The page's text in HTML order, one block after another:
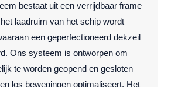
bestaat uit een verrijdbaar frame
laadruim van het schip wordt
een geperfectioneerd dekzeil
Ons systeem is ontworpen om
te worden geopend en gesloten
los bewegingen optimaliseert. Het